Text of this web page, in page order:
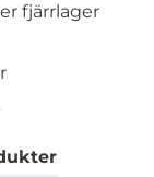
fjärrlager